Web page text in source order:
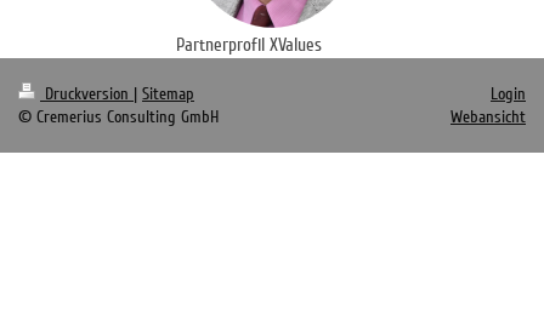
Partnerprofil XValues
Druckversion | Sitemap
© Cremerius Consulting GmbH
Login
Webansicht